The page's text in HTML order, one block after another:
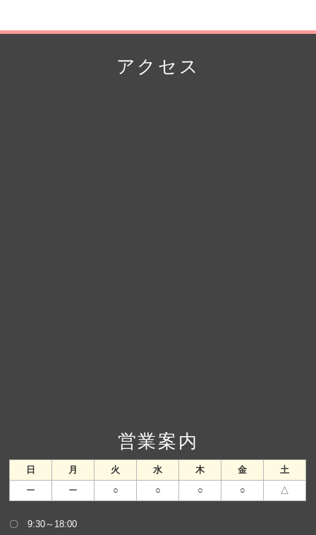
アクセス
営業案内
日 月 火 水 木 金
土
ー
ー ○ ○ ○ ○ △
〇 9:30～18:00